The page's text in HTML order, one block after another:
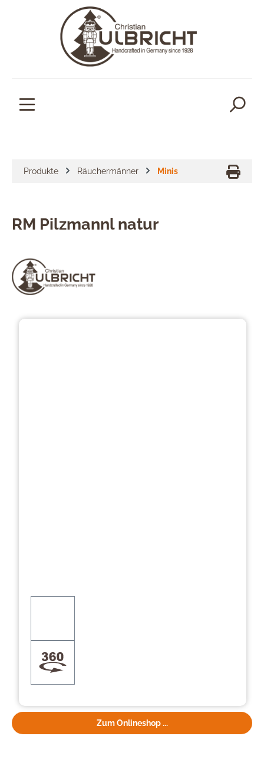
Produkte Räuchermänner Minis
RM Pilzmannl natur
Zum Onlineshop ...